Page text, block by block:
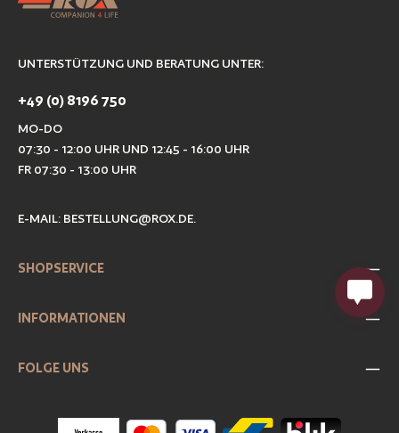
UNTERSTÜTZUNG UND BERATUNG UNTER:
+49 (0) 8196 750
MO-DO
07:30 - 12:00 UHR UND 12:45 - 16:00 UHR
FR 07:30 - 13:00 UHR
E-MAIL: BESTELLUNG@ROX.DE.
SHOPSERVICE
INFORMATIONEN
FOLGE UNS